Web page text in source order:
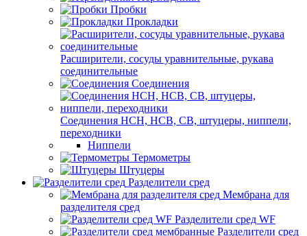
Пробки
Прокладки
Расширители, сосуды уравнительные, рукава
соединительные
Соединения
Соединения НСН, НСВ, СВ, штуцеры, ниппели,
переходники
Ниппели
Термометры
Штуцеры
Разделители сред
Мембрана для
разделителя сред
Разделители сред WF
Разделители сред